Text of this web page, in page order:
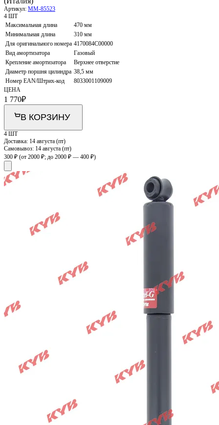
Артикул: MM-85523
4 ШТ
Максимальная длина
470 мм
Минимальная длина
310 мм
Для оригинального номера 4170084C00000
Вид амортизатора
Газовый
Крепление амортизатора
Верхнее отверстие
Диаметр поршня цилиндра 38,5 мм
Номер EAN/Штрих-код
8033001109009
ЦЕНА
1 770₽
В КОРЗИНУ
4 ШТ
Доставка: 14 августа (пт)
Самовывоз: 14 августа (пт)
300 ₽ (от 2000 ₽; до 2000 ₽ — 400 ₽)